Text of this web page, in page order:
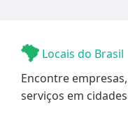
Locais do Brasil
Encontre
serviços em